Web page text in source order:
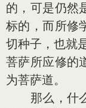
的，可是仍然
标的，而所修
切种子，也就
菩萨所应修的
为菩萨道。
那么，什么